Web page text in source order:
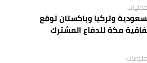
محليات
وتركيا وباكستان توقع
مكة للدفاع المشترك
منوعات